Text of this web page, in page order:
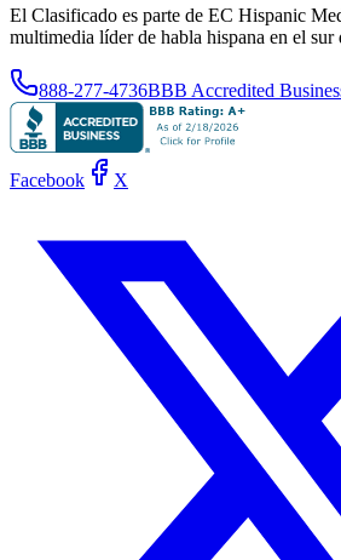
El Clasificado es parte de EC Hispanic
multimedia líder de habla hispana en el
888-277-4736BBB Accredited
Facebook X